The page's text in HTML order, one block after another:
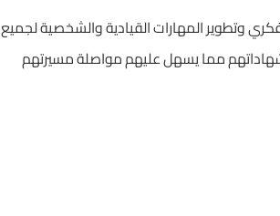
وتطوير المهارات القيادية والشخصية لجميع
مما يسهل عليهم مواصلة مسيرتهم